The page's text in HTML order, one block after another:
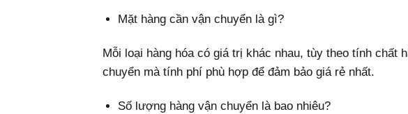
Mặt hàng cần vận chuyển là gì?
Mỗi loại hàng hóa có giá trị khác nhau, tùy theo tính chất
chuyển mà tính phí phù hợp để đảm bảo giá rẻ nhất.
Số lượng hàng vận chuyển là bao nhiêu?